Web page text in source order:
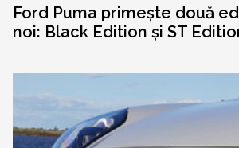
Ford Puma primește două
noi: Black Edition și ST